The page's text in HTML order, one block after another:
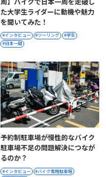
た大学生ライダーに動機や魅力
を聞いてみた！
インタビュー ツーリング
学生
日本一周
予約制駐車場が慢性的なバイク
駐車場不足の問題解決につなが
るのか？
インタビュー
バイク専用駐車場